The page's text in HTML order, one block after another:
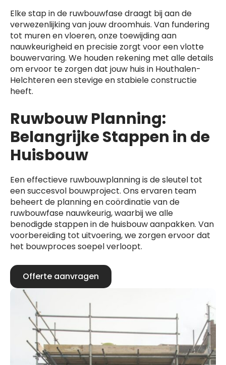
Elke stap in de ruwbouwfase draagt bij aan de
verwezenlijking van jouw droomhuis. Van fundering
tot muren en vloeren, onze toewijding aan
nauwkeurigheid en precisie zorgt voor een vlotte
bouwervaring. We houden rekening met alle details
om ervoor te zorgen dat jouw huis in Houthalen-
Helchteren een stevige en stabiele constructie
heeft.
Ruwbouw Planning:
Belangrijke Stappen in de
Huisbouw
Een effectieve ruwbouwplanning is de sleutel tot
een succesvol bouwproject. Ons ervaren team
beheert de planning en coördinatie van de
ruwbouwfase nauwkeurig, waarbij we alle
benodigde stappen in de huisbouw aanpakken. Van
voorbereiding tot uitvoering, we zorgen ervoor dat
het bouwproces soepel verloopt.
Offerte aanvragen